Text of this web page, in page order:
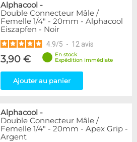
Alphacool -
Double Connecteur Mâle /
Femelle 1/4" - 20mm - Alphacool
Eiszapfen - Noir
4.9/5 - 12 avis
3,90 €
En stock
Expédition immédiate
Ajouter au panier
Alphacool -
Double Connecteur Mâle /
Femelle 1/4" - 20mm - Apex Grip -
Argent